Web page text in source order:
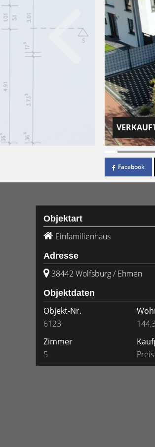
Facebook
Objektart
Einfamilienhaus
Adresse
38442 Wolfsburg / Ehmen
Objektdaten
Objekt-Nr.
6123
Zimmer
5